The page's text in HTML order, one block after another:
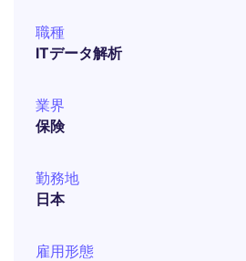
職種
ITデータ解析
業界
保険
勤務地
日本
雇用形態